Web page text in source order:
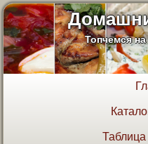
Топчемся